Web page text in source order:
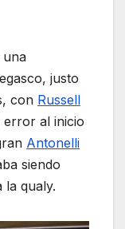
una
justo
con Russell
al inicio
Antonelli
siendo
la qualy.